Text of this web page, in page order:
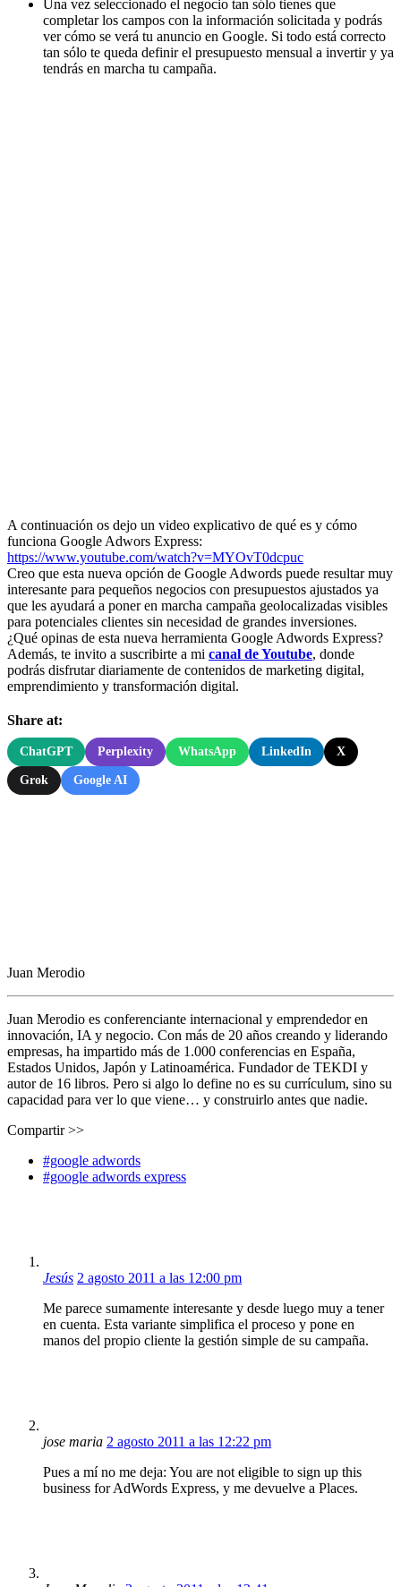
Una vez seleccionado el negocio tan sólo tienes que
completar los campos con la información solicitada y podrás
ver cómo se verá tu anuncio en Google. Si todo está correcto
tan sólo te queda definir el presupuesto mensual a invertir y ya
tendrás en marcha tu campaña.
A continuación os dejo un video explicativo de qué es y cómo
funciona Google Adwors Express:
https://www.youtube.com/watch?v=MYOvT0dcpuc
Creo que esta nueva opción de Google Adwords puede resultar muy
interesante para pequeños negocios con presupuestos ajustados ya
que les ayudará a poner en marcha campaña geolocalizadas visibles
para potenciales clientes sin necesidad de grandes inversiones.
¿Qué opinas de esta nueva herramienta Google Adwords Express?
Además, te invito a suscribirte a mi canal de Youtube, donde
podrás disfrutar diariamente de contenidos de marketing digital,
emprendimiento y transformación digital.
Share at:
ChatGPT Perplexity WhatsApp LinkedIn X
Grok Google AI
Juan Merodio
Juan Merodio es conferenciante internacional y emprendedor en
innovación, IA y negocio. Con más de 20 años creando y liderando
empresas, ha impartido más de 1.000 conferencias en España,
Estados Unidos, Japón y Latinoamérica. Fundador de TEKDI y
autor de 16 libros. Pero si algo lo define no es su currículum, sino su
capacidad para ver lo que viene… y construirlo antes que nadie.
Compartir >>
#google adwords
#google adwords express
Jesús 2 agosto 2011 a las 12:00 pm
Me parece sumamente interesante y desde luego muy a tener
en cuenta. Esta variante simplifica el proceso y pone en
manos del propio cliente la gestión simple de su campaña.
jose maria 2 agosto 2011 a las 12:22 pm
Pues a mí no me deja: You are not eligible to sign up this
business for AdWords Express, y me devuelve a Places.